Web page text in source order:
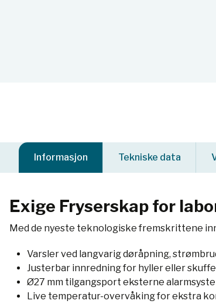
Informasjon Tekniske data
Exige Fryserskap for
Med de nyeste teknologiske fremskrittene
Varsler ved langvarig døråpning,
Justerbar innredning for hyller eller
Ø27 mm tilgangsport eksterne
Live temperatur-overvåking for ekstra